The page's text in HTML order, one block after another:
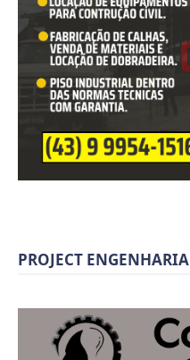
PROJECT ENGENHARIA